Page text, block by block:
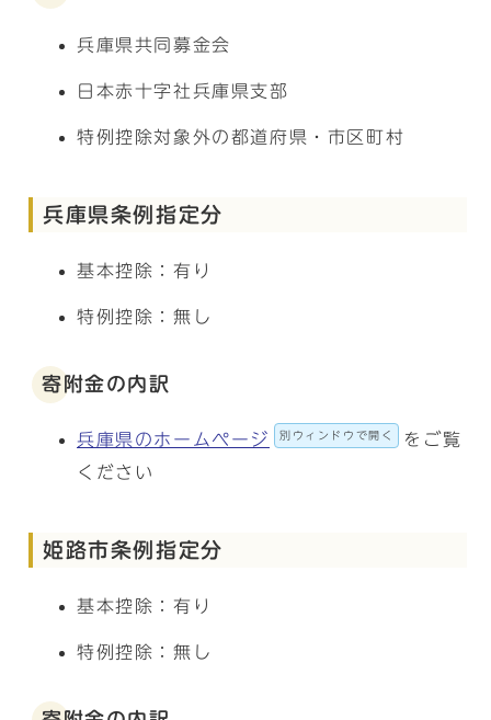
兵庫県共同募金会
日本赤十字社兵庫県支部
特例控除対象外の都道府県・市区町村
兵庫県条例指定分
基本控除：有り
特例控除：無し
寄附金の内訳
兵庫県のホームページ 別ウィンドウで開く
をご覧
ください
姫路市条例指定分
基本控除：有り
特例控除：無し